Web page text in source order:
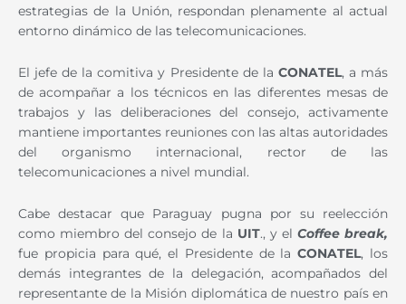
estrategias de la Unión, respondan plenamente al actual
entorno dinámico de las telecomunicaciones.
El jefe de la comitiva y Presidente de la CONATEL, a más
de acompañar a los técnicos en las diferentes mesas de
trabajos y las deliberaciones del consejo, activamente
mantiene importantes reuniones con las altas autoridades
del organismo internacional, rector de las
telecomunicaciones a nivel mundial.
Cabe destacar que Paraguay pugna por su reelección
como miembro del consejo de la UIT., y el Coffee break,
fue propicia para qué, el Presidente de laCONATEL, los
demás integrantes de la delegación, acompañados del
representante de la Misión diplomática de nuestro país en